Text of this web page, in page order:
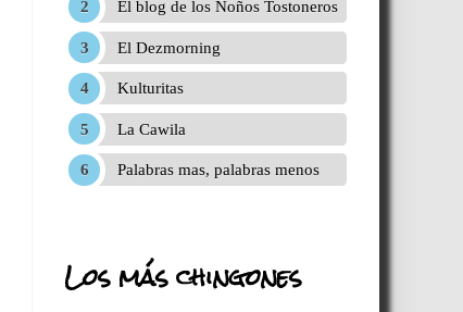
El blog de los Ñoños Tostoneros
El Dezmorning
Kulturitas
La Cawila
Palabras mas, palabras menos
Los más chingones